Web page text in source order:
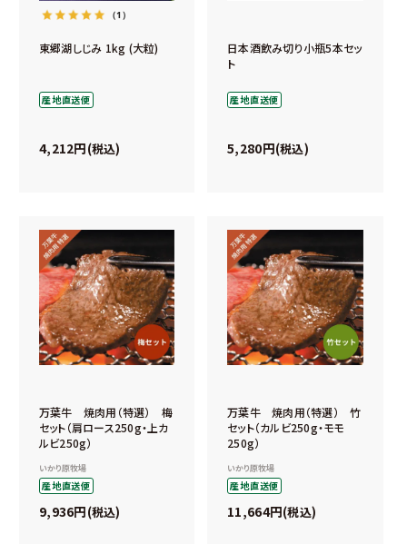
（1）
東郷湖しじみ 1kg (大粒)
産地直送便
4,212 税込
日本酒飲み切り小瓶5本セッ
ト
産地直送便
5,280 税込
万葉牛 焼肉用（特選） 梅
セット（肩ロース250g・上カ
ルビ250g）
いかり原牧場
産地直送便
9,936 税込
万葉牛 焼肉用（特選） 竹
セット（カルビ250g・モモ
250g）
いかり原牧場
産地直送便
11,664 税込